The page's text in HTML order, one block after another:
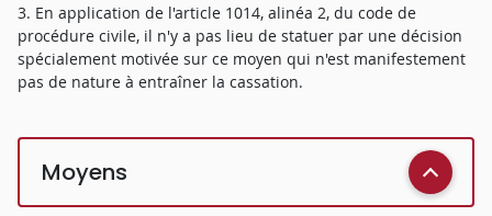
3. En application de l'article 1014, alinéa 2, du code de
procédure civile, il n'y a pas lieu de statuer par une décision
spécialement motivée sur ce moyen qui n'est manifestement
pas de nature à entraîner la cassation.
Moyens